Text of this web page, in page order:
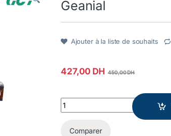
Geanial
Ajouter à la liste de souhaits
427,00 DH 450,00DH
Geanial quantity
Comparer